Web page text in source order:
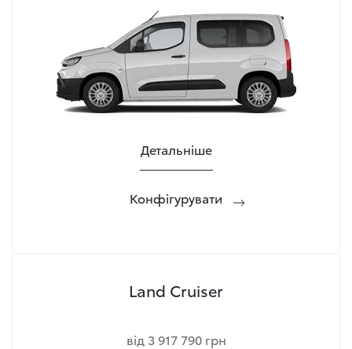
Детальніше
Конфігурувати
Land Cruiser
від 3 917 790 грн